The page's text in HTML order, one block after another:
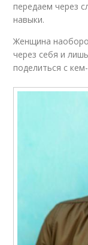
передаем через
навыки.
Женщина
через себя и
поделиться с